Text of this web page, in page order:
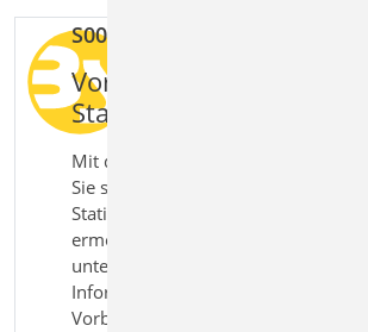
S007.de Vorbemerkungen
Vorbemerkungen für
Statikdokumente direkt
Mit dem Modul S007.de
Sie strukturierte Vorbemerkungen
Statikdokumente direkt in der
ermöglicht die Zusammenstellung
unterschiedlichen Informationen und
Informationsquellen zu einer
Vorbemerkung für das Statik-